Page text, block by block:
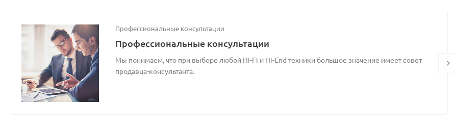
Профессиональные консультации
Профессиональные консультации
Мы понимаем, что при выборе любой Hi-Fi и Hi-End техники большое значение имеет совет
продавца-консультанта.